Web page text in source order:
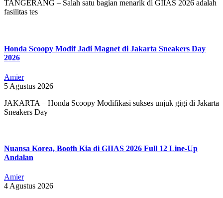
TANGERANG – Salah satu bagian menarik di GIIAS 2026 adalah
fasilitas tes
Honda Scoopy Modif Jadi Magnet di Jakarta Sneakers Day
2026
Amier
5 Agustus 2026
JAKARTA – Honda Scoopy Modifikasi sukses unjuk gigi di Jakarta
Sneakers Day
Nuansa Korea, Booth Kia di GIIAS 2026 Full 12 Line-Up
Andalan
Amier
4 Agustus 2026